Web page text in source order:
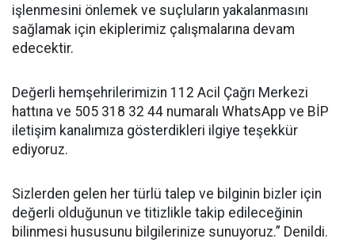
işlenmesini önlemek ve suçluların yakalanmasını
sağlamak için ekiplerimiz çalışmalarına devam
edecektir.
Değerli hemşehrilerimizin 112 Acil Çağrı Merkezi
hattına ve 505 318 32 44 numaralı WhatsApp ve BİP
iletişim kanalımıza gösterdikleri ilgiye teşekkür
ediyoruz.
Sizlerden gelen her türlü talep ve bilginin bizler için
değerli olduğunun ve titizlikle takip edileceğinin
bilinmesi hususunu bilgilerinize sunuyoruz.” Denildi.